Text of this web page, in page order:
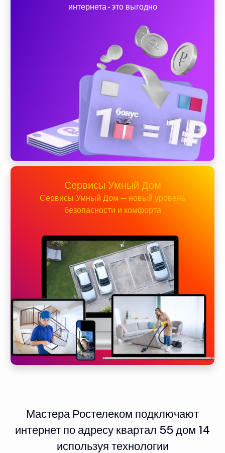
интернета - это выгодно
Сервисы Умный Дом
Сервисы Умный Дом — новый уровень
безопасности и комфорта
Мастера Ростелеком подключают
интернет по адресу квартал 55 дом 14
используя технологии